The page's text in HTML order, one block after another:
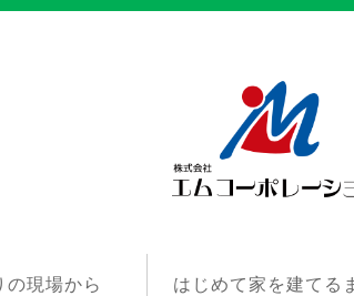
の現場から はじめて家を建てる